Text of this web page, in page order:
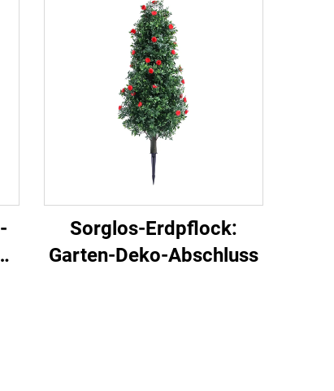
Sorglos-Erdpflock:
Garten-Deko-Abschluss